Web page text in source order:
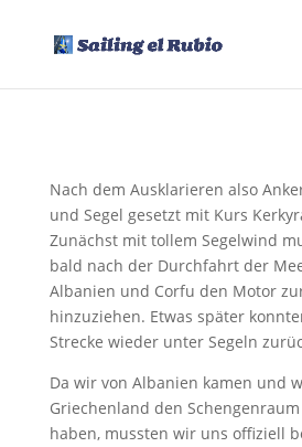
Nach dem Ausklarieren also
und Segel gesetzt mit Kurs
Zunächst mit tollem Segelwind
bald nach der Durchfahrt der
Albanien und Corfu den Motor
hinzuziehen. Etwas später
Strecke wieder unter Segeln
Da wir von Albanien kamen und
Griechenland den
haben, mussten wir uns offiziell